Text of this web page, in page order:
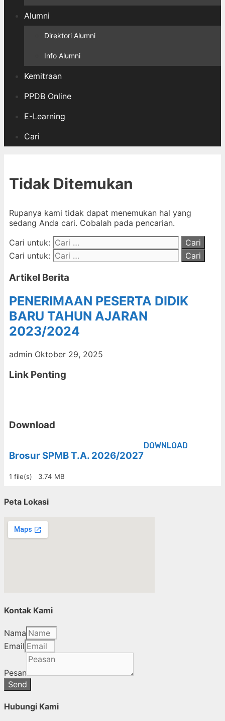
Alumni
Direktori Alumni
Info Alumni
Kemitraan
PPDB Online
E-Learning
Cari
Tidak Ditemukan
Rupanya kami tidak dapat menemukan hal yang
sedang Anda cari. Cobalah pada pencarian.
Cari untuk:
Cari untuk:
Artikel Berita
PENERIMAAN PESERTA DIDIK
BARU TAHUN AJARAN
2023/2024
admin Oktober 29, 2025
Link Penting
Download
Brosur SPMB T.A. 2026/2027
1 file(s) 3.74 MB
DOWNLOAD
Peta Lokasi
Kontak Kami
Nama
Email
Pesan
Send
Hubungi Kami